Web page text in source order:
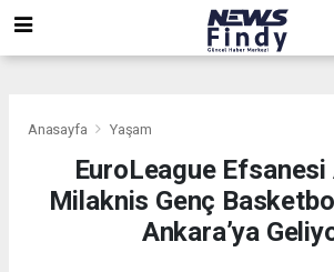
Anasayfa Yaşam
EuroLeague
Milaknis Genç
Ankara’ya